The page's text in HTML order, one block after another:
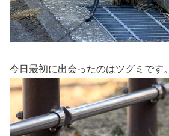
今日最初に出会ったのはツグミです。